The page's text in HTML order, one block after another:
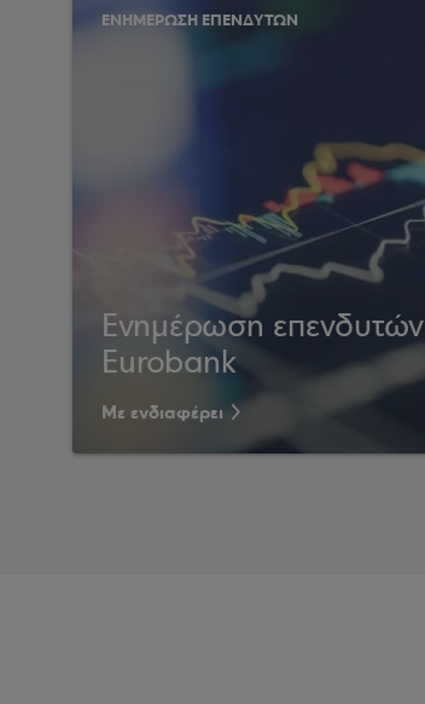
ΕΝΗΜΕΡΩΣΗ ΕΠΕΝΔΥΤΩΝ
Ενημέρωση επενδυτών
Eurobank
Με ενδιαφέρει